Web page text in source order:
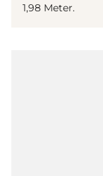
1,98 Meter.